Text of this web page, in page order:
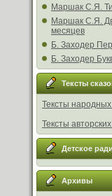
Маршак С.Я.
Маршак С.Я.
месяцев
Б. Заходер
Б. Заходер
Тексты
Тексты народных
Тексты
Детское
Архивы